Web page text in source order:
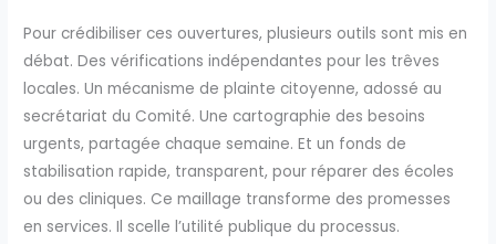
Pour crédibiliser ces ouvertures, plusieurs outils sont mis en
débat. Des vérifications indépendantes pour les trêves
locales. Un mécanisme de plainte citoyenne, adossé au
secrétariat du Comité. Une cartographie des besoins
urgents, partagée chaque semaine. Et un fonds de
stabilisation rapide, transparent, pour réparer des écoles
ou des cliniques. Ce maillage transforme des promesses
en services. Il scelle l’utilité publique du processus.